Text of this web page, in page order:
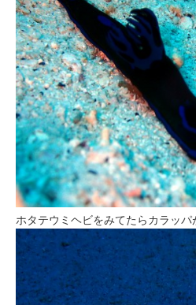
ホタテウミヘビをみてたらカラッパ